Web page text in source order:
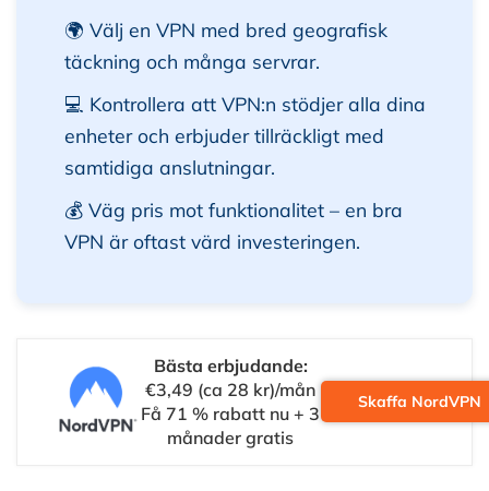
🌍 Välj en VPN med bred geografisk
täckning och många servrar.
💻 Kontrollera att VPN:n stödjer alla dina
enheter och erbjuder tillräckligt med
samtidiga anslutningar.
💰 Väg pris mot funktionalitet – en bra
VPN är oftast värd investeringen.
Bästa erbjudande:
€3,49 (ca 28 kr)/mån
Få 71 % rabatt nu + 3
månader gratis
Skaffa NordVPN